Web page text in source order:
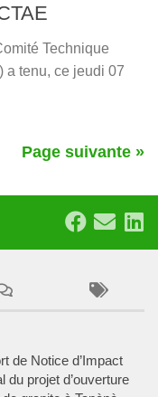
Technique
a tenu, ce jeudi 07
Page suivante »
de Notice d’Impact
du projet d’ouverture